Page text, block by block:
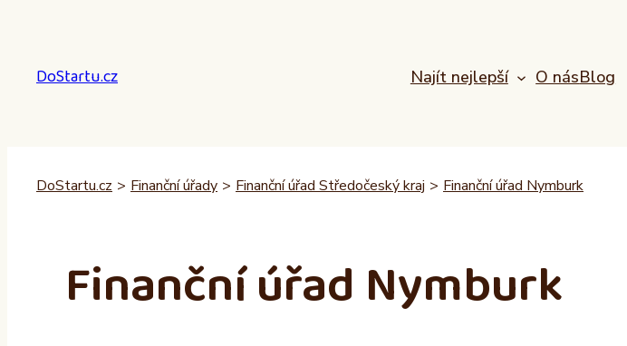
DoStartu.cz Najít nejlepší O násBlog
DoStartu.cz > Finanční úřady > Finanční úřad Středočeský kraj > Finanční úřad Nymburk
Finanční úřad Nymburk